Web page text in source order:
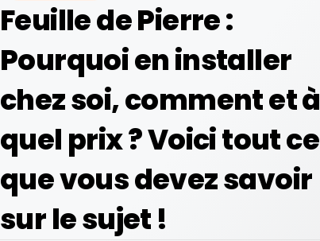
Feuille de Pierre :
Pourquoi en installer
chez soi, comment et à
quel prix ? Voici tout ce
que vous devez savoir
sur le sujet !